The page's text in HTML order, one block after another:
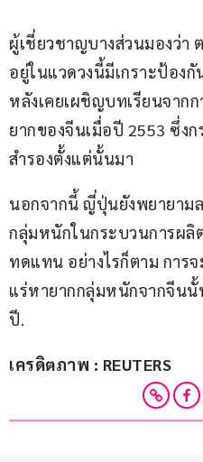
ผู้เชี่ยวชาญบางส่วนมองว่
อยู่ในแวดวงนี้มีเกราะป้อง
หลังเคยเผชิญบทเรียนจาก
ยากของจีนเมื่อปี 2553 ซึ่ง
สำรองตั้งแต่นั้นมา
นอกจากนี้ ญี่ปุ่นยังพยายาม
กลุ่มหนักในกระบวนการผลิ
ทดแทน อย่างไรก็ตาม กา
แร่หายากกลุ่มหนักจากจีนนั้
ปี.
เครดิตภาพ : REUTERS